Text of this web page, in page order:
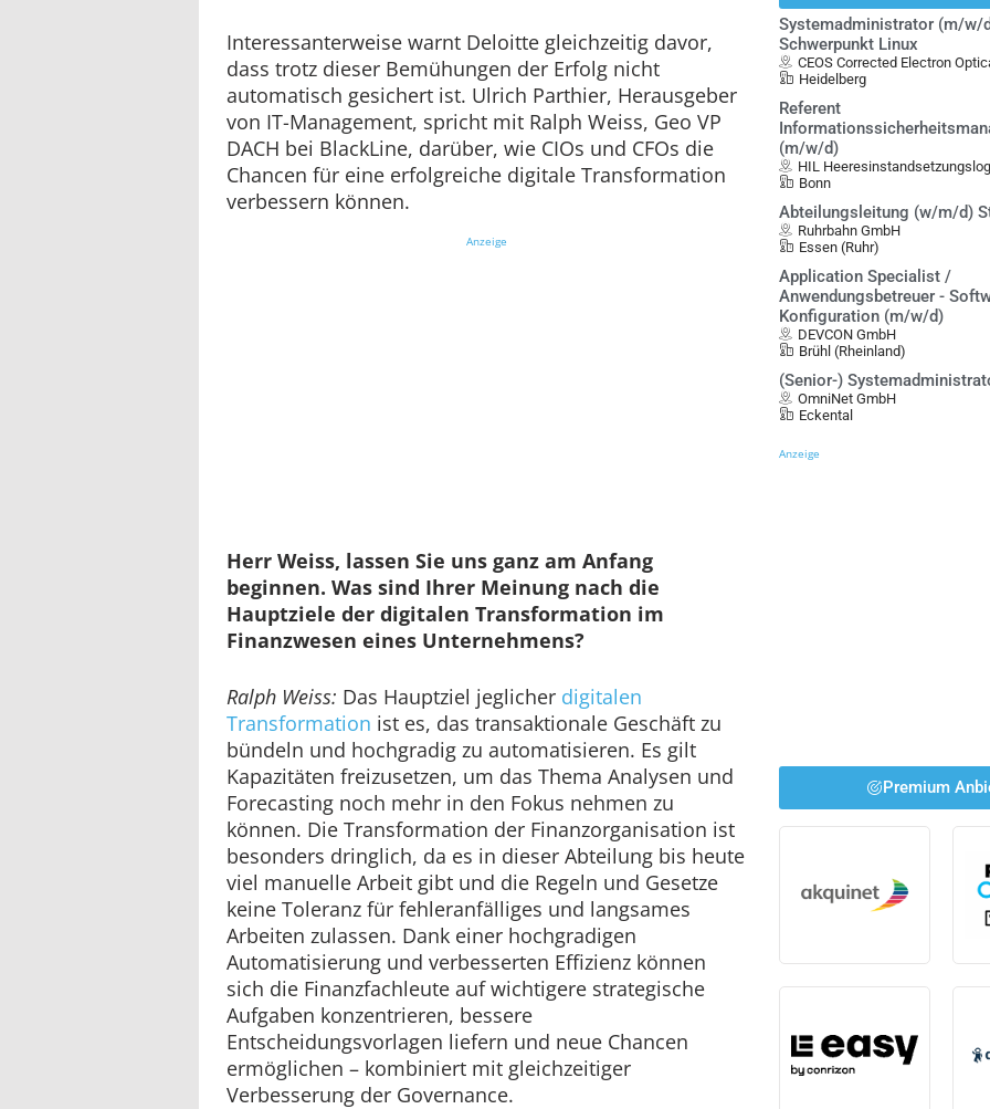
Interessanterweise warnt Deloitte gleichzeitig davor,
dass trotz dieser Bemühungen der Erfolg nicht
automatisch gesichert ist. Ulrich Parthier, Herausgeber
von IT-Management, spricht mit Ralph Weiss, Geo VP
DACH bei BlackLine, darüber, wie CIOs und CFOs die
Chancen für eine erfolgreiche digitale Transformation
verbessern können.
Anzeige
Herr Weiss, lassen Sie uns ganz am Anfang
beginnen. Was sind Ihrer Meinung nach die
Hauptziele der digitalen Transformation im
Finanzwesen eines Unternehmens?
Ralph Weiss: Das Hauptziel jeglicher digitalen
Transformation ist es, das transaktionale Geschäft zu
bündeln und hochgradig zu automatisieren. Es gilt
Kapazitäten freizusetzen, um das Thema Analysen und
Forecasting noch mehr in den Fokus nehmen zu
können. Die Transformation der Finanzorganisation ist
besonders dringlich, da es in dieser Abteilung bis heute
viel manuelle Arbeit gibt und die Regeln und Gesetze
keine Toleranz für fehleranfälliges und langsames
Arbeiten zulassen. Dank einer hochgradigen
Automatisierung und verbesserten Effizienz können
sich die Finanzfachleute auf wichtigere strategische
Aufgaben konzentrieren, bessere
Entscheidungsvorlagen liefern und neue Chancen
ermöglichen – kombiniert mit gleichzeitiger
Verbesserung der Governance.
Systemadministrator (m/w/
Schwerpunkt Linux
CEOS Corrected Electron
Heidelberg
Referent
(m/w/d)
HIL
Bonn
Abteilungsleitung (w/m/d)
Ruhrbahn GmbH
Essen (Ruhr)
Application Specialist /
Anwendungsbetreuer -
Konfiguration (m/w/d)
DEVCON GmbH
Brühl (Rheinland)
(Senior-)
OmniNet GmbH
Eckental
Anzeige
Premium